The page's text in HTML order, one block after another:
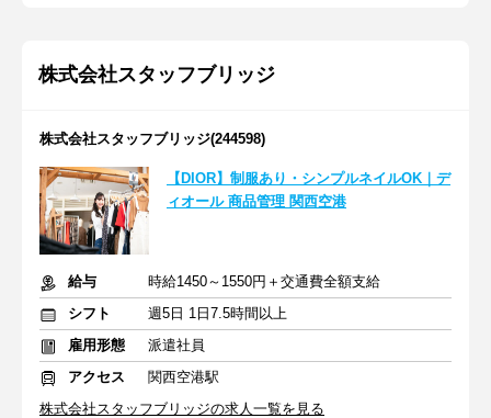
株式会社スタッフブリッジ
株式会社スタッフブリッジ(244598)
【DIOR】制服あり・シンプルネイルOK｜デ
ィオール 商品管理 関西空港
給与
時給1450～1550円＋交通費全額支給
シフト
週5日 1日7.5時間以上
雇用形態
派遣社員
アクセス
関西空港駅
株式会社スタッフブリッジの求人一覧を見る